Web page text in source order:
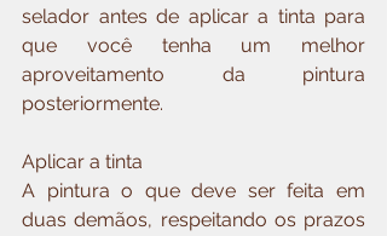
selador antes de aplicar a tinta para
que você tenha um melhor
aproveitamento da pintura
posteriormente.
Aplicar a tinta
A pintura o que deve ser feita em
duas demãos, respeitando os prazos